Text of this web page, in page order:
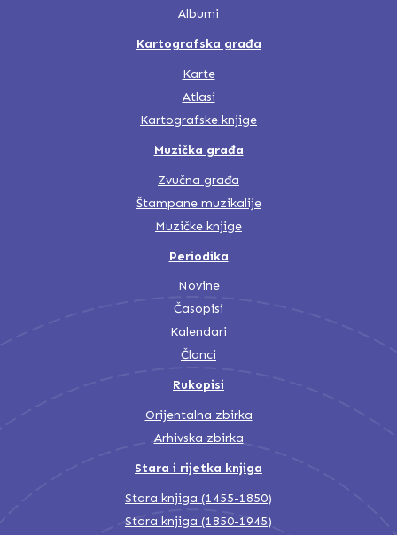
Albumi
Kartografska građa
Karte
Atlasi
Kartografske knjige
Muzička građa
Zvučna građa
Štampane muzikalije
Muzičke knjige
Periodika
Novine
Časopisi
Kalendari
Članci
Rukopisi
Orijentalna zbirka
Arhivska zbirka
Stara i rijetka knjiga
Stara knjiga (1455-1850)
Stara knjiga (1850-1945)